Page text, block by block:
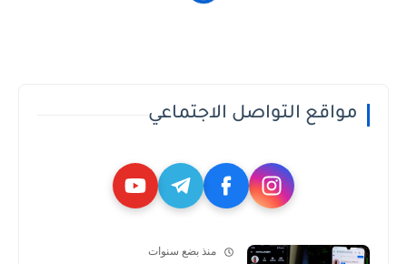
مواقع التواصل الاجتماعي
منذ بضع سنوات